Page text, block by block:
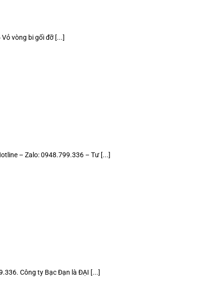
vòng bi gối đỡ [...]
– Zalo: 0948.799.336 – Tư [...]
Công ty Bạc Đạn là ĐẠI [...]